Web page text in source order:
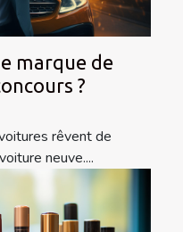
marque de
?
rêvent de
neuve....